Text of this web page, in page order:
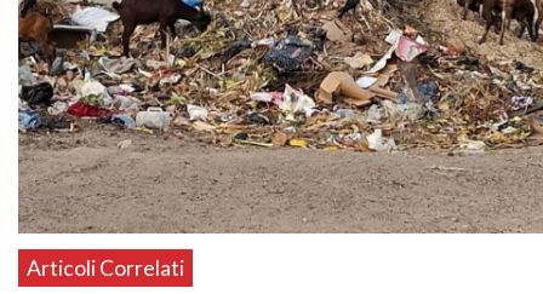
Articoli Correlati